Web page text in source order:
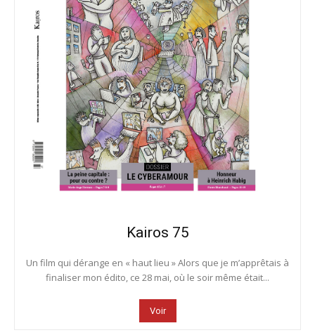
Kairos 75
Un film qui dérange en « haut lieu » Alors que je m’apprêtais à
finaliser mon édito, ce 28 mai, où le soir même était...
Voir